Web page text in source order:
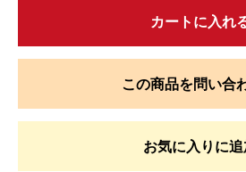
カートに入れ
この商品を問い合
お気に入りに追